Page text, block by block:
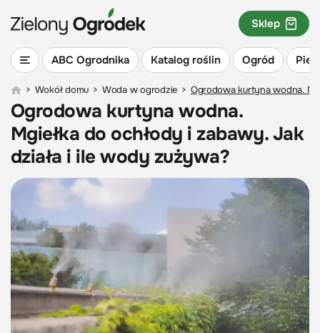
ABC Ogrodnika Katalog roślin Ogród
Sklep
> Wokół domu > Woda w ogrodzie > Ogrodowa kurtyna wodna.
Ogrodowa kurtyna wodna.
Mgiełka do ochłody i zabawy. Jak
działa i ile wody zużywa?